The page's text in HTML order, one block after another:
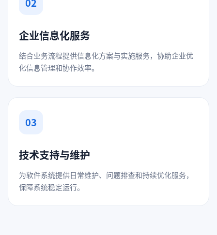
企业信息化服务
结合业务流程提供信息化方案与实施服务，协助企业优
化信息管理和协作效率。
03
技术支持与维护
为软件系统提供日常维护、问题排查和持续优化服务，
保障系统稳定运行。